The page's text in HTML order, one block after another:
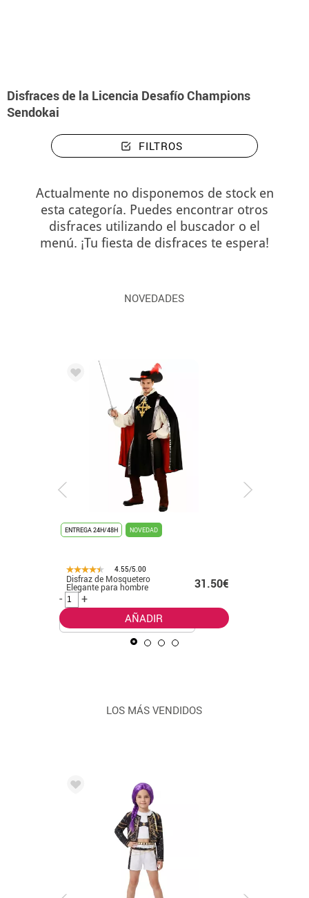
Disfraces de la Licencia Desafío Champions
Sendokai
FILTROS
Actualmente no disponemos de stock en
esta categoría. Puedes encontrar otros
disfraces utilizando el buscador o el
menú. ¡Tu fiesta de disfraces te espera!
NOVEDADES
ENTREGA 24H/48H NOVEDAD
4.55/5.00
Disfraz de Mosquetero
Elegante para hombre
31.50€
+
AÑADIR
LOS MÁS VENDIDOS